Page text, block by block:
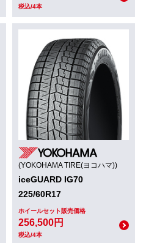
税込/4本
(YOKOHAMA TIRE(ヨコハマ))
iceGUARD IG70
225/60R17
ホイールセット販売価格
256,500円
税込/4本